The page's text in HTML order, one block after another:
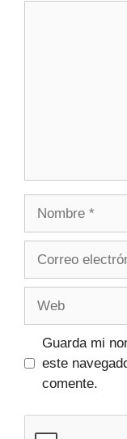
Guarda mi
este
comente.